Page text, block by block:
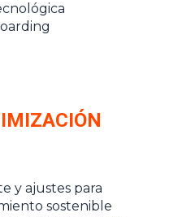
y ajustes para
sostenible